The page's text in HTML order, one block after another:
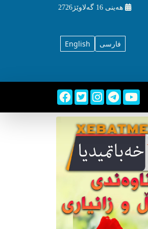
هه‌ینی 16 گه‌لاوێژ2726
English فارسی